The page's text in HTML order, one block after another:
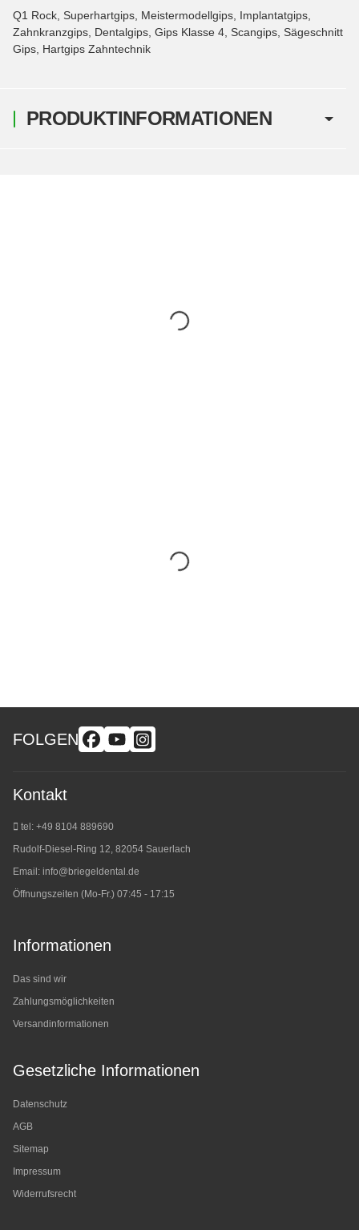
PRODUKTINFORMATIONEN
Q1 Rock, Superhartgips, Meistermodellgips, Implantatgips,
Zahnkranzgips, Dentalgips, Gips Klasse 4, Scangips, Sägeschnitt
Gips, Hartgips Zahntechnik
FOLGEN
Kontakt
tel: +49 8104 889690
Rudolf-Diesel-Ring 12, 82054 Sauerlach
Email: info@briegeldental.de
Öffnungszeiten (Mo-Fr.) 07:45 - 17:15
Informationen
Das sind wir
Zahlungsmöglichkeiten
Versandinformationen
Gesetzliche Informationen
Datenschutz
AGB
Sitemap
Impressum
Widerrufsrecht